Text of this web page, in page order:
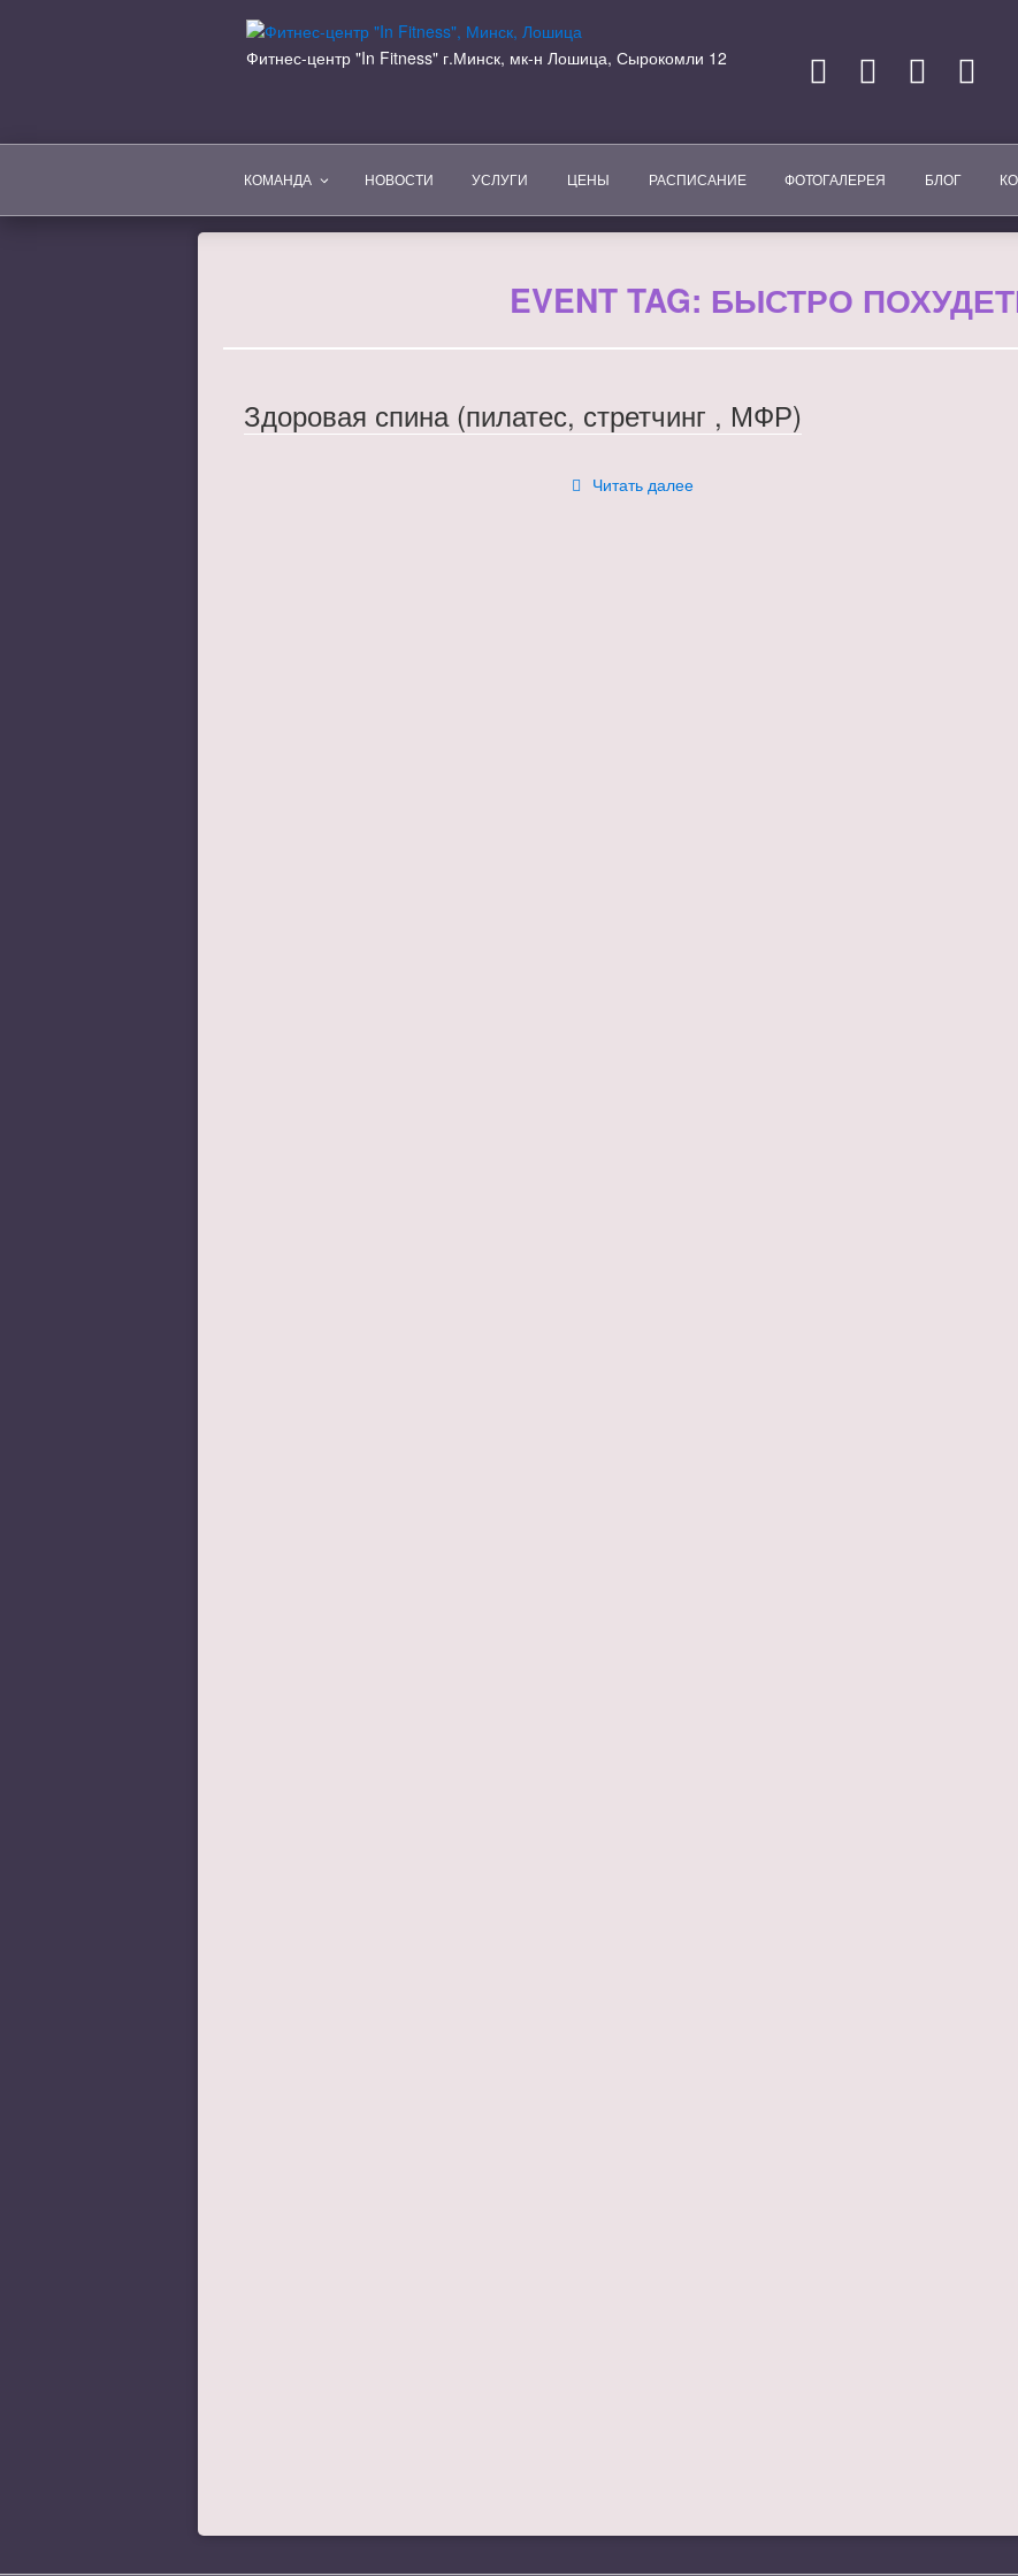
Фитнес-центр "In Fitness" г.Минск, мк-н Лошица, Сырокомли 12
КОМАНДА НОВОСТИ УСЛУГИ ЦЕНЫ РАСПИСАНИЕ ФОТОГАЛЕРЕЯ БЛОГ
EVENT TAG: БЫСТРО
Здоровая спина (пилатес, стретчинг , МФР)
Читать далееспина